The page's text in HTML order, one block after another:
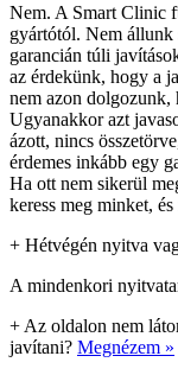
Nem. A Smart Clinic
gyártótól. Nem állunk
garancián túli
az érdekünk, hogy a
nem azon
Ugyanakkor azt
ázott, nincs
érdemes inkább egy
Ha ott nem sikerül
keress meg minket,
+ Hétvégén nyitva
A mindenkori
+ Az oldalon nem
javítani? Megnézem »